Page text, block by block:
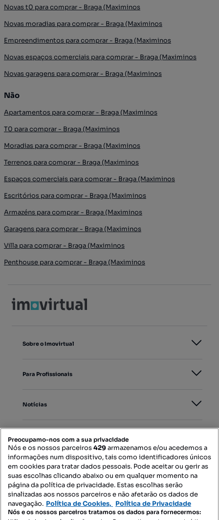
Novas t0 para comprar - Braga (Maximinos
Novas moradias para comprar - Braga (Maximinos
Empreendimentos para comprar - Braga (Maximinos
Novas espaços comerciais para comprar - Braga (Maximinos
Novas garagens para comprar - Braga (Maximinos
Não
Apartamentos para comprar - Braga (Maximinos
T0 para comprar - Braga (Maximinos
Moradias para comprar - Braga (Maximinos
Terrenos para comprar - Braga (Maximinos
Espaços comerciais para comprar - Braga (Maximinos
Escritórios para comprar - Braga (Maximinos
Armazéns para comprar - Braga (Maximinos
Garagens para comprar - Braga (Maximinos
Villa para comprar - Braga (Maximinos
Penthouse para comprar - Braga (Maximinos
Sobre o Imovirtual
Para Profissionais
Notícias
Mapa do Site
Contacte-nos
Preocupamo-nos com a sua privacidade
Nós e os nossos parceiros429armazenamos e/ou acedemos a
informações num dispositivo, tais como identificadores únicos
em cookies para tratar dados pessoais. Pode aceitar ou gerir as
suas escolhas clicando abaixo ou em qualquer momento na
página da política de privacidade. Estas escolhas serão
sinalizadas aos nossos parceiros e não afetarão os dados de
navegação. Política de Cookies, Política de Privacidade
Nós e os nossos parceiros tratamos os dados para fornecermos: